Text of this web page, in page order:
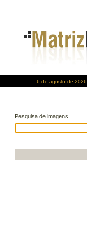
6 de agosto de 2026
Pesquisa de imagens